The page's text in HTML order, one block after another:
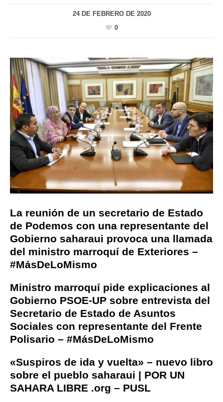
24 DE FEBRERO DE 2020
0
La reunión de un secretario de Estado
de Podemos con una representante del
Gobierno saharaui provoca una llamada
del ministro marroquí de Exteriores –
#MásDeLoMismo
Ministro marroquí pide explicaciones al
Gobierno PSOE-UP sobre entrevista del
Secretario de Estado de Asuntos
Sociales con representante del Frente
Polisario – #MásDeLoMismo
«Suspiros de ida y vuelta» – nuevo libro
sobre el pueblo saharaui | POR UN
SAHARA LIBRE .org – PUSL